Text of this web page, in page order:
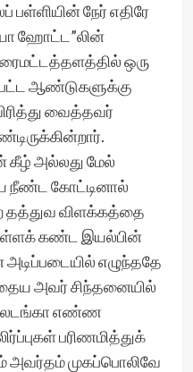
பள்ளியின் நேர் எதிரே
ஹோட்ட”லின்
ஒரு
ஆண்டுகளுக்கு
வைத்தவர்
அல்லது மேல்
நீண்ட கோட்டினால்
தத்துவ விளக்கத்தை
கண்ட இயல்பின்
எழுந்ததே
அவர் சிந்தனையில்
எண்ண
பரிணமித்துக்
முகப்பொலிவே